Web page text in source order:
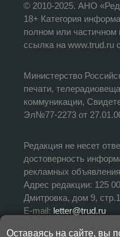
© 2010-2025. АНО
18+ Категория
полном или частичном
ссылка на www.trud.ru
Министерство
печати,
коммуникации,
Эл№77-2273 от
Редакция не несет
достоверность
рекламных
Адрес редакции: 125
Дмитровка, дом 9,
E-mail: letter@trud.ru
Оставаясь на сайте, вы